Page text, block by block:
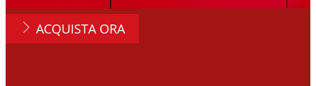
ACQUISTA ORA